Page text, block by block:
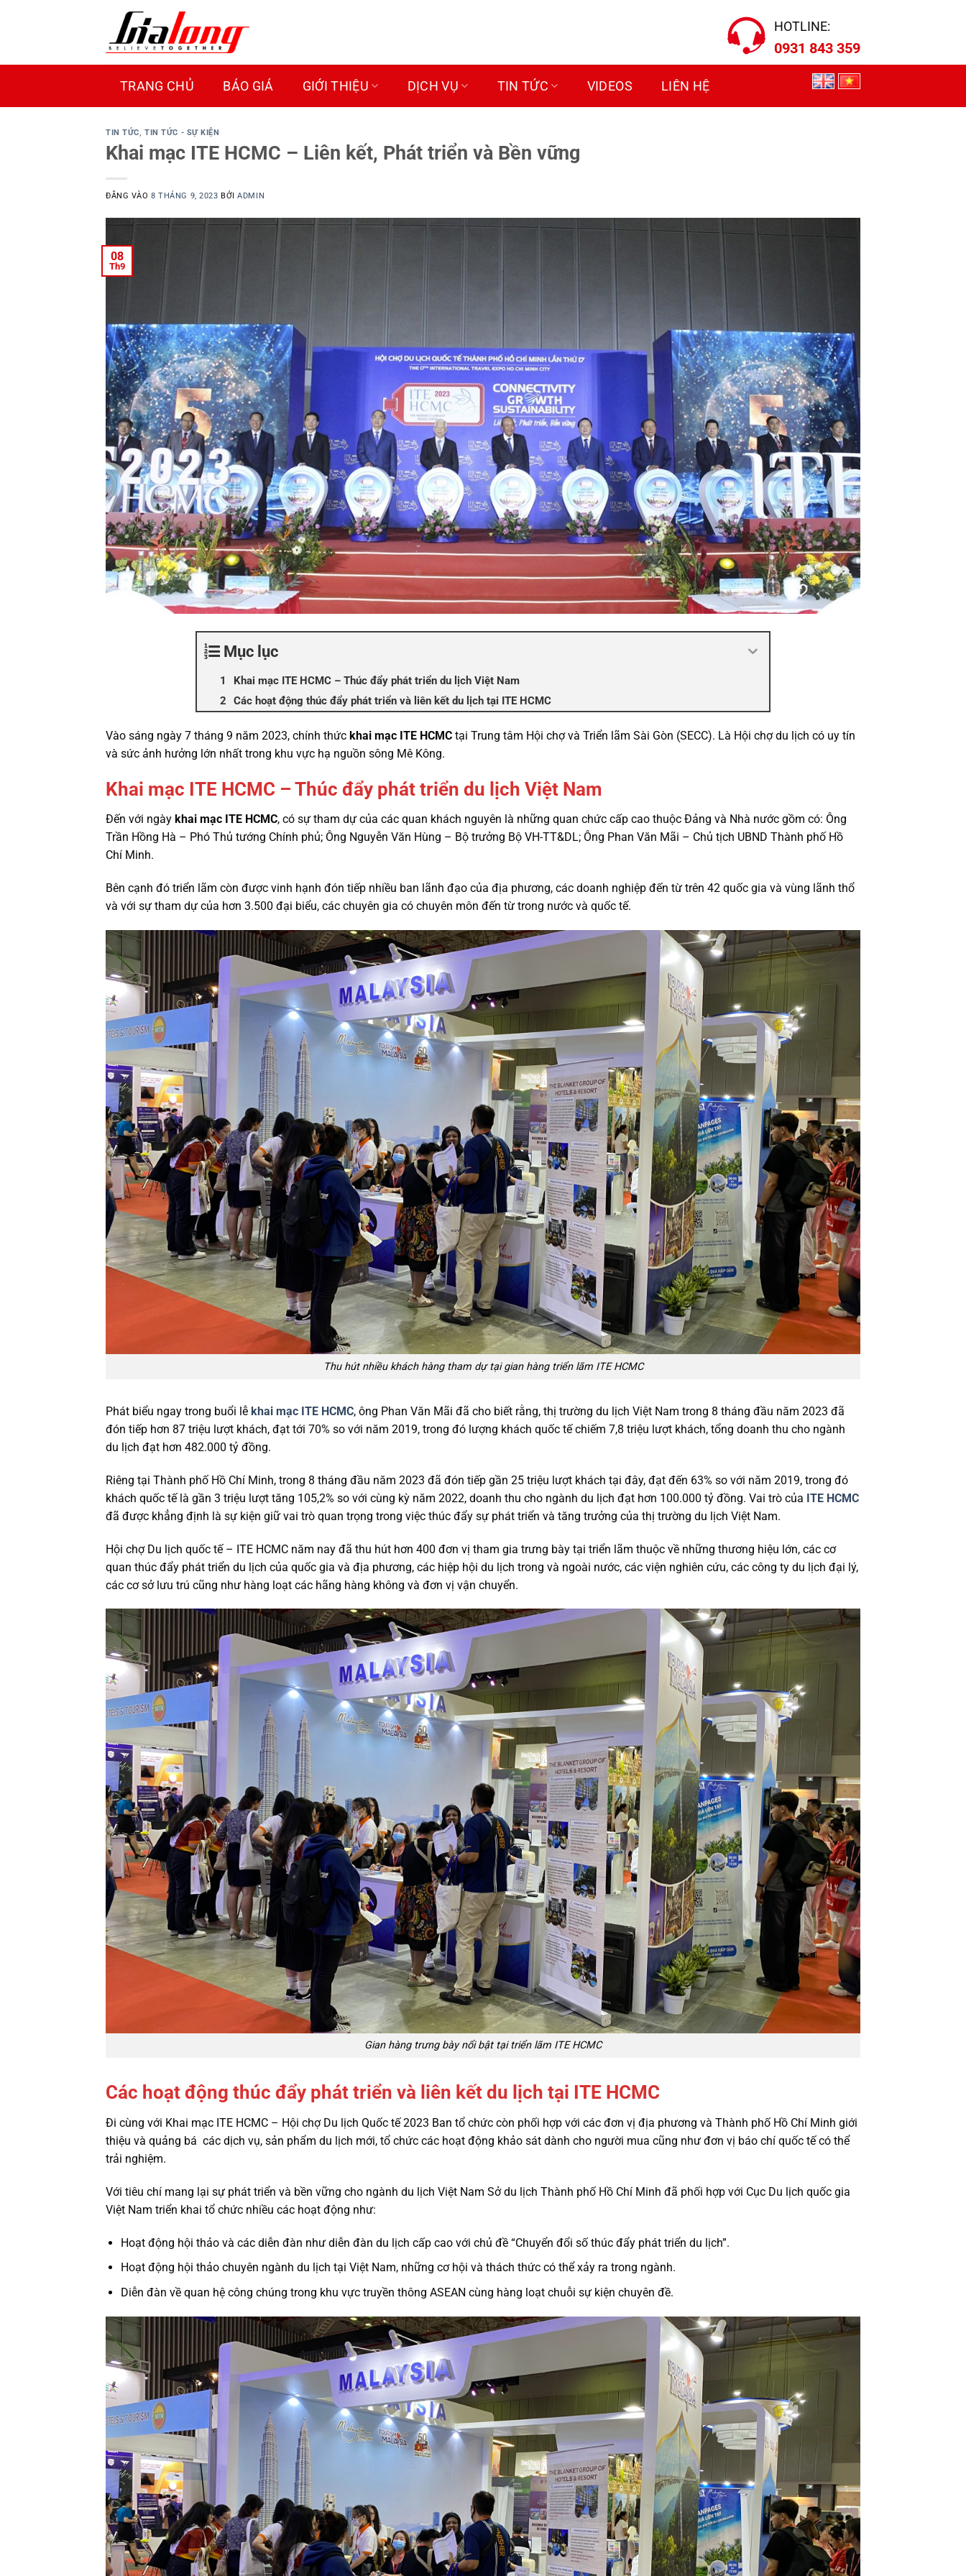
dung
HOTLINE:
0931 843 359
TRANG CHỦ BÁO GIÁ GIỚI THIỆU DỊCH VỤ TIN TỨC VIDEOS LIÊN HỆ
TIN TỨC,TIN TỨC - SỰ KIỆN
Khai mạc ITE HCMC – Liên kết, Phát triển và Bền vững
ĐĂNG VÀO8 THÁNG 9, 2023 BỞIADMIN
08
Th9
Mục lục
Khai mạc ITE HCMC – Thúc đẩy phát triển du lịch Việt Nam
Các hoạt động thúc đẩy phát triển và liên kết du lịch tại ITE HCMC
Vào sáng ngày 7 tháng 9 năm 2023, chính thức khai mạc ITE HCMC tại Trung tâm Hội chợ và Triển lãm Sài Gòn (SECC). Là Hội chợ du lịch có uy tín
và sức ảnh hưởng lớn nhất trong khu vực hạ nguồn sông Mê Kông.
Khai mạc ITE HCMC – Thúc đẩy phát triển du lịch Việt Nam
Đến với ngày khai mạc ITE HCMC, có sự tham dự của các quan khách nguyên là những quan chức cấp cao thuộc Đảng và Nhà nước gồm có: Ông
Trần Hồng Hà – Phó Thủ tướng Chính phủ; Ông Nguyễn Văn Hùng – Bộ trưởng Bộ VH-TT&DL; Ông Phan Văn Mãi – Chủ tịch UBND Thành phố Hồ
Chí Minh.
Bên cạnh đó triển lãm còn được vinh hạnh đón tiếp nhiều ban lãnh đạo của địa phương, các doanh nghiệp đến từ trên 42 quốc gia và vùng lãnh thổ
và với sự tham dự của hơn 3.500 đại biểu, các chuyên gia có chuyên môn đến từ trong nước và quốc tế.
Thu hút nhiều khách hàng tham dự tại gian hàng triển lãm ITE HCMC
Phát biểu ngay trong buổi lễ khai mạc ITE HCMC, ông Phan Văn Mãi đã cho biết rằng, thị trường du lịch Việt Nam trong 8 tháng đầu năm 2023 đã
đón tiếp hơn 87 triệu lượt khách, đạt tới 70% so với năm 2019, trong đó lượng khách quốc tế chiếm 7,8 triệu lượt khách, tổng doanh thu cho ngành
du lịch đạt hơn 482.000 tỷ đồng.
Riêng tại Thành phố Hồ Chí Minh, trong 8 tháng đầu năm 2023 đã đón tiếp gần 25 triệu lượt khách tại đây, đạt đến 63% so với năm 2019, trong đó
khách quốc tế là gần 3 triệu lượt tăng 105,2% so với cùng kỳ năm 2022, doanh thu cho ngành du lịch đạt hơn 100.000 tỷ đồng. Vai trò của ITE HCMC
đã được khẳng định là sự kiện giữ vai trò quan trọng trong việc thúc đẩy sự phát triển và tăng trưởng của thị trường du lịch Việt Nam.
Hội chợ Du lịch quốc tế – ITE HCMC năm nay đã thu hút hơn 400 đơn vị tham gia trưng bày tại triển lãm thuộc về những thương hiệu lớn, các cơ
quan thúc đẩy phát triển du lịch của quốc gia và địa phương, các hiệp hội du lịch trong và ngoài nước, các viện nghiên cứu, các công ty du lịch đại lý,
các cơ sở lưu trú cũng như hàng loạt các hãng hàng không và đơn vị vận chuyển.
Gian hàng trưng bày nổi bật tại triển lãm ITE HCMC
Các hoạt động thúc đẩy phát triển và liên kết du lịch tại ITE HCMC
Đi cùng với Khai mạc ITE HCMC – Hội chợ Du lịch Quốc tế 2023 Ban tổ chức còn phối hợp với các đơn vị địa phương và Thành phố Hồ Chí Minh giới
thiệu và quảng bá các dịch vụ, sản phẩm du lịch mới, tổ chức các hoạt động khảo sát dành cho người mua cũng như đơn vị báo chí quốc tế có thể
trải nghiệm.
Với tiêu chí mang lại sự phát triển và bền vững cho ngành du lịch Việt Nam Sở du lịch Thành phố Hồ Chí Minh đã phối hợp với Cục Du lịch quốc gia
Việt Nam triển khai tổ chức nhiều các hoạt động như:
Hoạt động hội thảo và các diễn đàn như diễn đàn du lịch cấp cao với chủ đề “Chuyển đổi số thúc đẩy phát triển du lịch”.
Hoạt động hội thảo chuyên ngành du lịch tại Việt Nam, những cơ hội và thách thức có thể xảy ra trong ngành.
Diễn đàn về quan hệ công chúng trong khu vực truyền thông ASEAN cùng hàng loạt chuỗi sự kiện chuyên đề.